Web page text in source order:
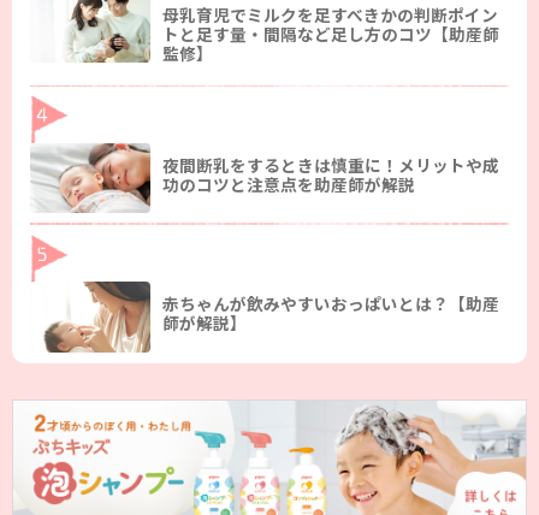
母乳育児でミルクを足すべきかの判断ポイン
トと足す量・間隔など足し方のコツ【助産師
監修】
夜間断乳をするときは慎重に！メリットや成
功のコツと注意点を助産師が解説
赤ちゃんが飲みやすいおっぱいとは？【助産
師が解説】